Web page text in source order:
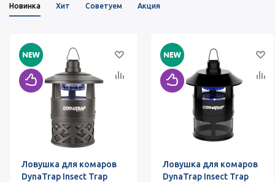
Новинка Хит Советуем Акция
Ловушка для комаров
DynaTrap Insect Trap
Ловушка для комаров
DynaTrap Insect Trap